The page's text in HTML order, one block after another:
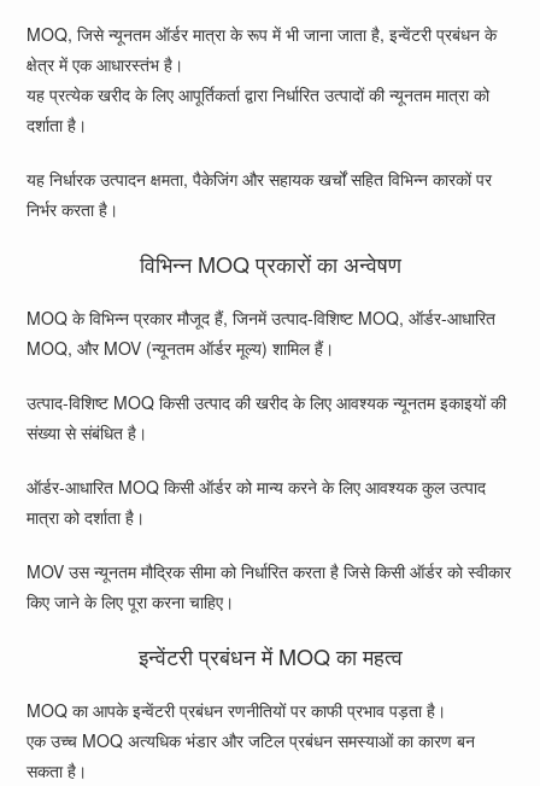
MOQ, जिसे न्यूनतम ऑर्डर मात्रा के रूप में भी जाना जाता है, इन्वेंटरी प्रबंधन के
क्षेत्र में एक आधारस्तंभ है।
यह प्रत्येक खरीद के लिए आपूर्तिकर्ता द्वारा निर्धारित उत्पादों की न्यूनतम मात्रा को
दर्शाता है।
यह निर्धारक उत्पादन क्षमता, पैकेजिंग और सहायक खर्चों सहित विभिन्न कारकों पर
निर्भर करता है।
विभिन्न MOQ प्रकारों का अन्वेषण
MOQ के विभिन्न प्रकार मौजूद हैं, जिनमें उत्पाद-विशिष्ट MOQ, ऑर्डर-आधारित
MOQ, और MOV (न्यूनतम ऑर्डर मूल्य) शामिल हैं।
उत्पाद-विशिष्ट MOQ किसी उत्पाद की खरीद के लिए आवश्यक न्यूनतम इकाइयों की
संख्या से संबंधित है।
ऑर्डर-आधारित MOQ किसी ऑर्डर को मान्य करने के लिए आवश्यक कुल उत्पाद
मात्रा को दर्शाता है।
MOV उस न्यूनतम मौद्रिक सीमा को निर्धारित करता है जिसे किसी ऑर्डर को स्वीकार
किए जाने के लिए पूरा करना चाहिए।
इन्वेंटरी प्रबंधन में MOQ का महत्व
MOQ का आपके इन्वेंटरी प्रबंधन रणनीतियों पर काफी प्रभाव पड़ता है।
एक उच्च MOQ अत्यधिक भंडार और जटिल प्रबंधन समस्याओं का कारण बन
सकता है।